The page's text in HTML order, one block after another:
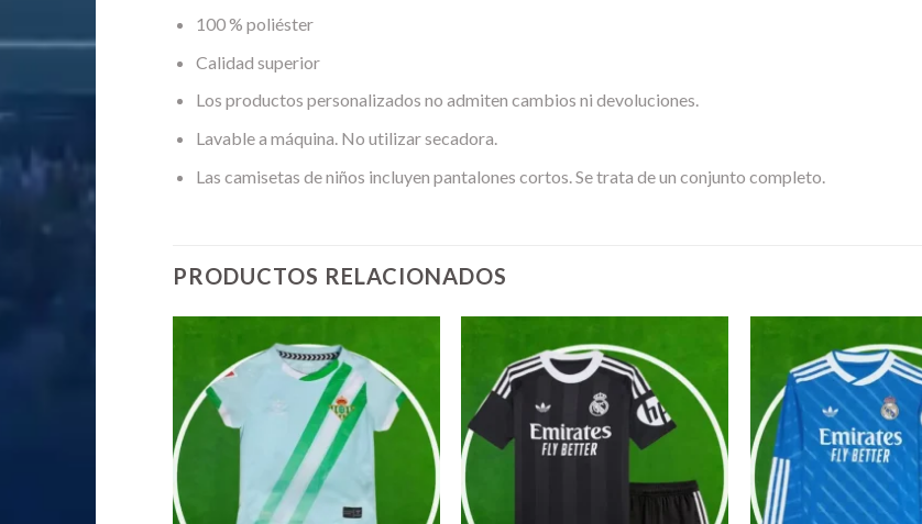
100 % poliéster
Calidad superior
Los productos personalizados no admiten cambios ni devoluciones.
Lavable a máquina. No utilizar secadora.
Las camisetas de niños incluyen pantalones cortos. Se trata de un conjunto completo.
PRODUCTOS RELACIONADOS